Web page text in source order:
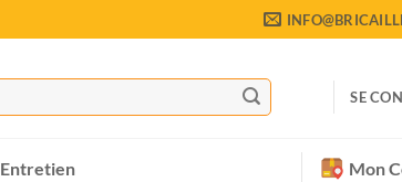
SE
Entretien Mon